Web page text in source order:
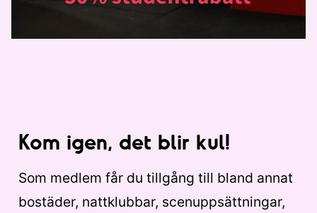
Kom igen, det blir kul!
Som medlem får du tillgång till bland annat
bostäder, nattklubbar, scenuppsättningar,